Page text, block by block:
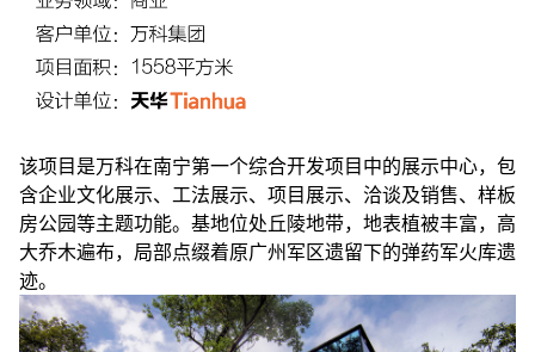
该项目是万科在南宁第一个综合开发项目中的展示中心，包
含企业文化展示、工法展示、项目展示、洽谈及销售、样板
房公园等主题功能。基地位处丘陵地带，地表植被丰富，高
大乔木遍布，局部点缀着原广州军区遗留下的弹药军火库遗
迹。